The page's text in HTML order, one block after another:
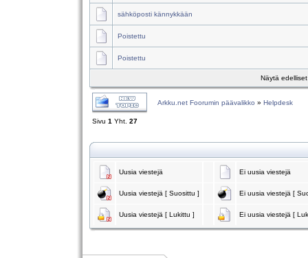
sähköposti kännykkään
Poistettu
Poistettu
Näytä
Arkku.net Foorumin päävalikko » Helpdesk
Sivu 1 Yht. 27
Uusia viestejä Ei uusia viestejä
Uusia viestejä [ Suosittu ] Ei uusia viestejä [
Uusia viestejä [ Lukittu ] Ei uusia viestejä [